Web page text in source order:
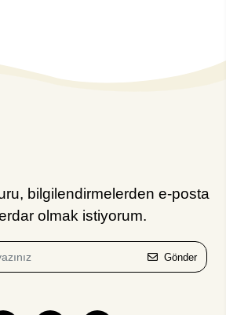
bilgilendirmelerden e-posta
olmak istiyorum.
Gönder